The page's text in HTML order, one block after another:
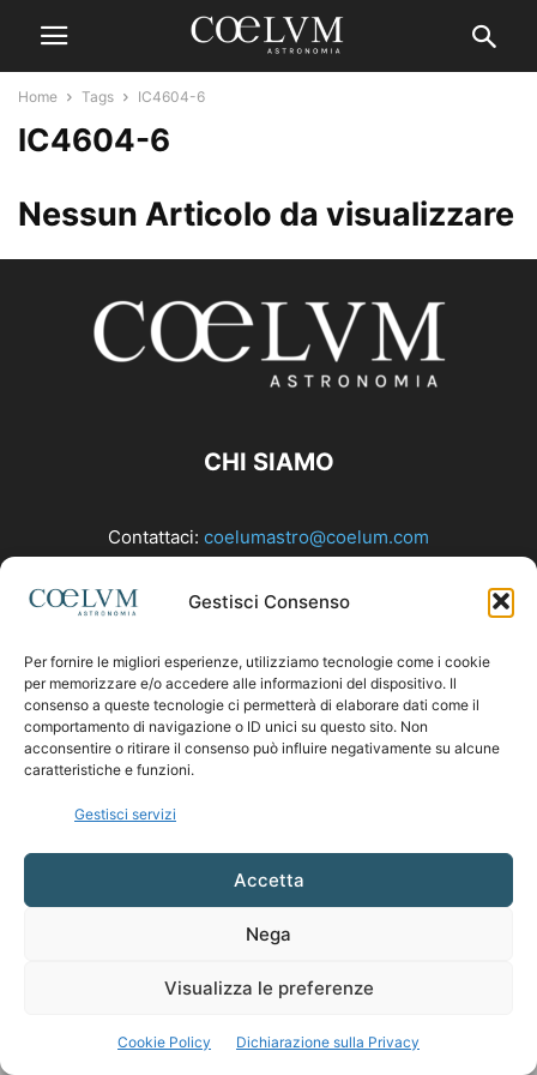
Gestisci Consenso
Per fornire le migliori esperienze, utilizziamo tecnologie come i cookie
per memorizzare e/o accedere alle informazioni del dispositivo. Il
consenso a queste tecnologie ci permetterà di elaborare dati come il
comportamento di navigazione o ID unici su questo sito. Non
acconsentire o ritirare il consenso può influire negativamente su alcune
caratteristiche e funzioni.
Gestisci servizi
Accetta
Nega
Visualizza le preferenze
Cookie Policy Dichiarazione sulla Privacy
Home Tags IC4604-6
IC4604-6
Nessun Articolo da visualizzare
CHI SIAMO
Contattaci: coelumastro@coelum.com
SEGUICI